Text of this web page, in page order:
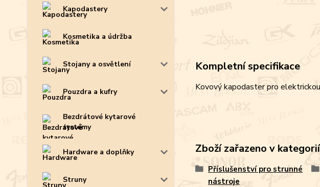
Kapodastery
Kosmetika a údržba
Stojany a osvětlení
Pouzdra a kufry
Bezdrátové kytarové
systémy
Hardware a doplňky
Struny
Kompletní specifikace
Kovový kapodaster pro
Zboží zařazeno v
Příslušenství pro strunné
nástroje